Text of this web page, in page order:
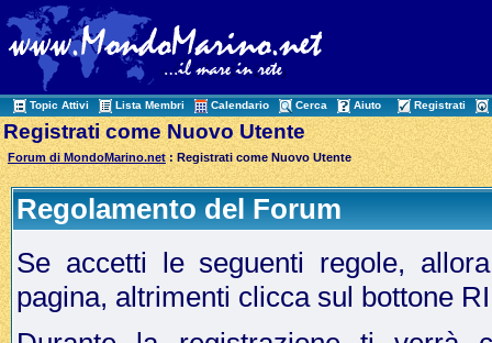
Topic Attivi Lista Membri Calendario Cerca Aiuto Registrati
Registrati come Nuovo Utente
Forum di MondoMarino.net : Registrati come Nuovo Utente
Regolamento del Forum
Se accetti le seguenti regole,
pagina, altrimenti clicca sul bottone